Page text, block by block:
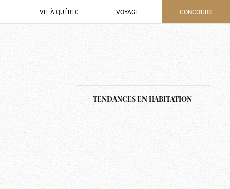
VIE À QUÉBEC VOYAGE CONCOURS
TENDANCES EN HABITATION